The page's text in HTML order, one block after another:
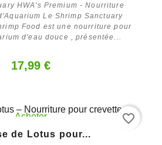
HWA's Premium - Nourriture
Le Shrimp Sanctuary
Food est une nourriture pour
d'eau douce , présentée...
17,99 €
Acheter
de Lotus pour...
favorite_border